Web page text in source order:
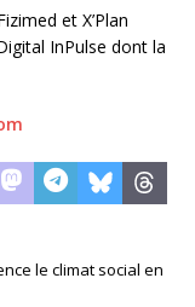
et X’Plan
InPulse dont la
le climat social en